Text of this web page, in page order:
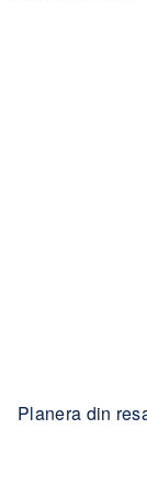
Planera din